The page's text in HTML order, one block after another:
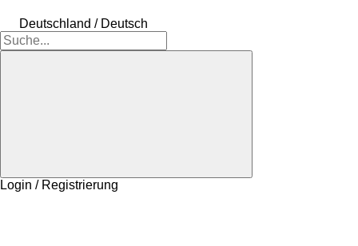
Deutschland / Deutsch
Login / Registrierung